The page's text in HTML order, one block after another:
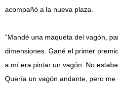
acompañó a la nueva plaza.
“Mandé una maqueta del vagón,
dimensiones. Gané el primer
a mí era pintar un vagón. No
Quería un vagón andante, pero me